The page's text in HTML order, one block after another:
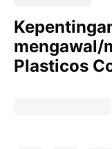
mengawal/
Plasticos